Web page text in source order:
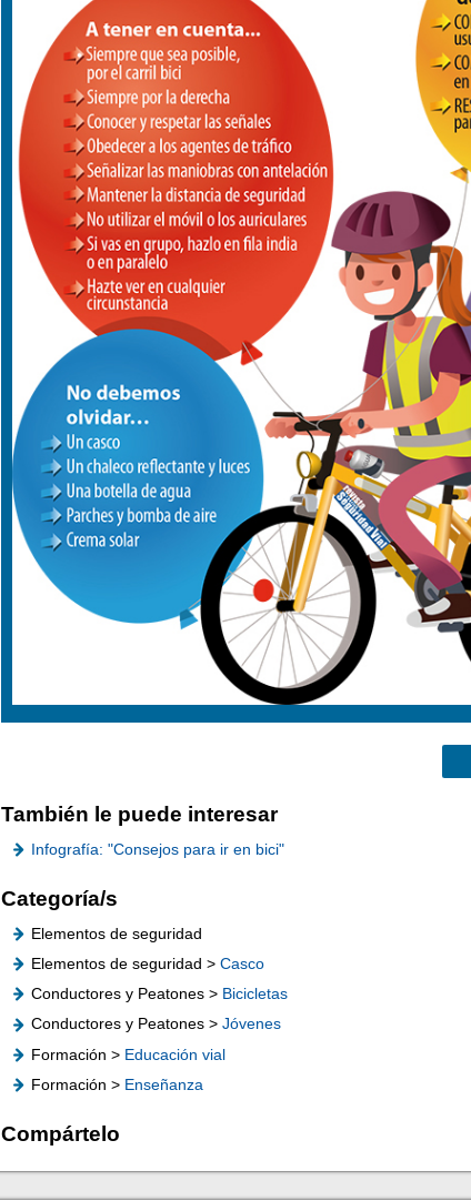
También le puede interesar
Infografía: "Consejos para ir en bici"
Categoría/s
Elementos de seguridad
Elementos de seguridad >Casco
Conductores y Peatones > Bicicletas
Conductores y Peatones >Jóvenes
Formación > Educación vial
Formación > Enseñanza
Compártelo